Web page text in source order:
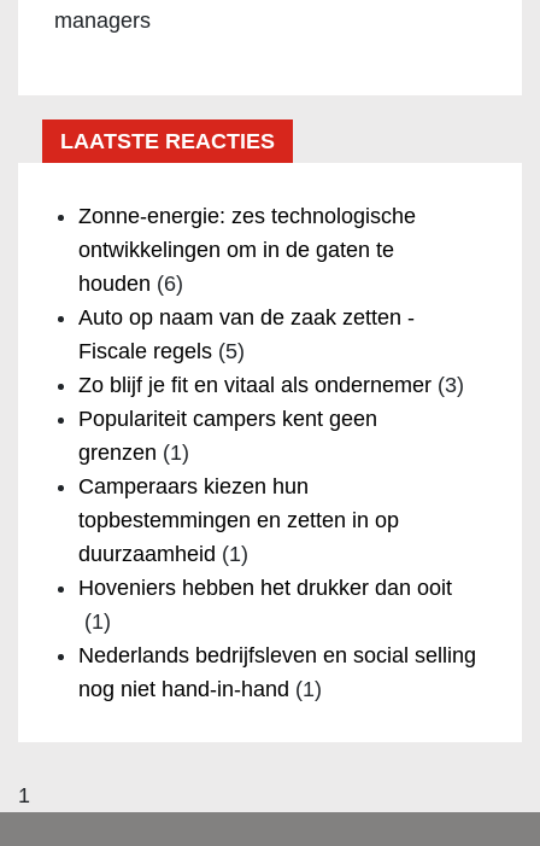
managers
LAATSTE REACTIES
Zonne-energie: zes technologische
ontwikkelingen om in de gaten te
houden (6)
Auto op naam van de zaak zetten -
Fiscale regels (5)
Zo blijf je fit en vitaal als ondernemer (3)
Populariteit campers kent geen
grenzen (1)
Camperaars kiezen hun
topbestemmingen en zetten in op
duurzaamheid (1)
Hoveniers hebben het drukker dan ooit
(1)
Nederlands bedrijfsleven en social selling
nog niet hand-in-hand (1)
1